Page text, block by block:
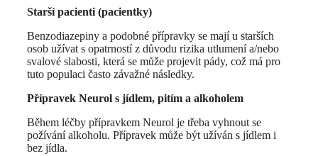
Starší pacienti (pacientky)
Benzodiazepiny a podobné přípravky se mají u starších
osob užívat s opatrností z důvodu rizika utlumení a/nebo
svalové slabosti, která se může projevit pády, což má pro
tuto populaci často závažné následky.
Přípravek Neurol s jídlem, pitím a alkoholem
Během léčby přípravkem Neurol je třeba vyhnout se
požívání alkoholu. Přípravek může být užíván s jídlem i
bez jídla.